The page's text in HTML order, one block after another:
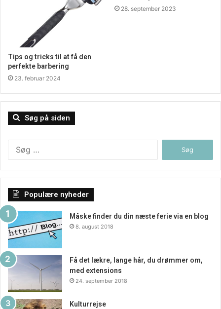
Tips og tricks til at få den
perfekte barbering
23. februar 2024
28. september 2023
Søg på siden
Populære nyheder
Måske finder du din næste ferie via en blog
8. august 2018
Få det lækre, lange hår, du drømmer om,
med extensions
24. september 2018
Kulturrejse